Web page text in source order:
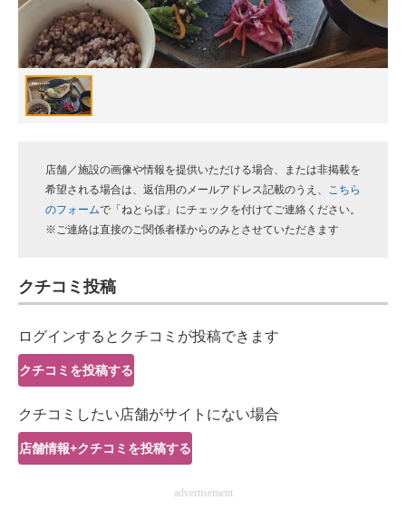
進化するPCとデバイスの未来
好きが集まる 比べて選べる
ビジネスと働き方のヒント
企業ITのトレンドを詳説
経営リーダーのコミュニティ
ITエンジニア向け専門サイト
企業向けIT製品の総合サイト
IT製品の技術・比較・事例
製造業のIT導入・活用を支援
エレクトロニクス専門サイト
店舗／施設の画像や情報を提供いただける場合、または非掲載を
希望される場合は、返信用のメールアドレス記載のうえ、
こちら
のフォームで「ねとらぼ」にチェックを付けてご連絡ください。
※ご連絡は直接のご関係者様からのみとさせていただきます
クチコミ投稿
ログインするとクチコミが投稿できます
クチコミを投稿する
クチコミしたい店舗がサイトにない場合
店舗情報+クチコミを投稿する
advertisement